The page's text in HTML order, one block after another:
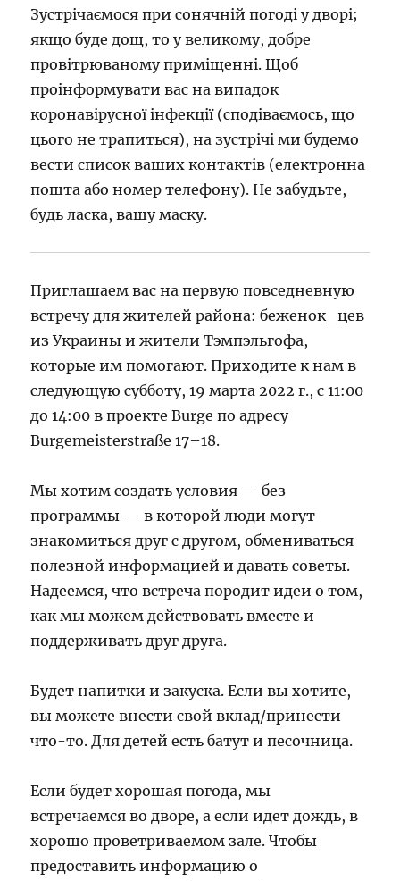
Зустрічаємося при сонячній погоді у дворі;
якщо буде дощ, то у великому, добре
провітрюваному приміщенні. Щоб
проінформувати вас на випадок
коронавірусної інфекції (сподіваємось, що
цього не трапиться), на зустрічі ми будемо
вести список ваших контактів (електронна
пошта або номер телефону). Не забудьте,
будь ласка, вашу маску.
Приглашаем вас на первую повседневную
встречу для жителей района: беженок_цев
из Украины и жители Тэмпэльгофа,
которые им помогают. Приходите к нам в
следующую субботу, 19 марта 2022 г., с 11:00
до 14:00 в проекте Burge по адресу
Burgemeisterstraße 17–18.
Мы хотим создать условия — без
программы — в которой люди могут
знакомиться друг с другом, обмениваться
полезной информацией и давать советы.
Надеемся, что встреча породит идеи о том,
как мы можем действовать вместе и
поддерживать друг друга.
Будет напитки и закуска. Если вы хотите,
вы можете внести свой вклад/принести
что-то. Для детей есть батут и песочница.
Если будет хорошая погода, мы
встречаемся во дворе, а если идет дождь, в
хорошо проветриваемом зале. Чтобы
предоставить информацию о